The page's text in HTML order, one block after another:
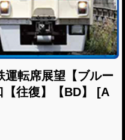
転席展望【ブルー
往復】【BD】
[A